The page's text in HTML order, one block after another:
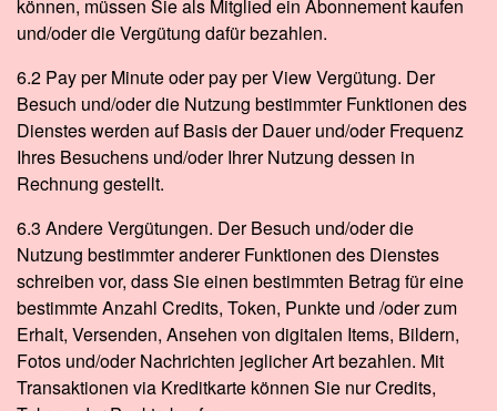
können, müssen Sie als Mitglied ein Abonnement kaufen
und/oder die Vergütung dafür bezahlen.
6.2 Pay per Minute oder pay per View Vergütung. Der
Besuch und/oder die Nutzung bestimmter Funktionen des
Dienstes werden auf Basis der Dauer und/oder Frequenz
Ihres Besuchens und/oder Ihrer Nutzung dessen in
Rechnung gestellt.
6.3 Andere Vergütungen. Der Besuch und/oder die
Nutzung bestimmter anderer Funktionen des Dienstes
schreiben vor, dass Sie einen bestimmten Betrag für eine
bestimmte Anzahl Credits, Token, Punkte und /oder zum
Erhalt, Versenden, Ansehen von digitalen Items, Bildern,
Fotos und/oder Nachrichten jeglicher Art bezahlen. Mit
Transaktionen via Kreditkarte können Sie nur Credits,